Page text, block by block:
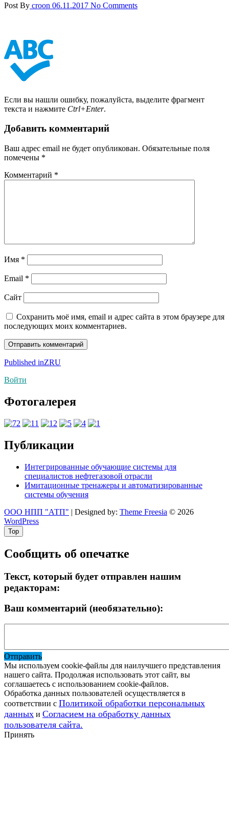
Post By croon 06.11.2017 No Comments
Если вы нашли ошибку, пожалуйста, выделите фрагмент
текста и нажмите Ctrl+Enter.
Добавить комментарий
Ваш адрес email не будет опубликован. Обязательные поля
помечены *
Комментарий *
Имя *
Email *
Сайт
Сохранить моё имя, email и адрес сайта в этом браузере для
последующих моих комментариев.
Навигация
по
Published inZRU
Войти
Фотогалерея
Публикации
Интегрированные обучающие системы для
специалистов нефтегазовой отрасли
Имитационные тренажеры и автоматизированные
системы обучения
ООО НПП "АТП" | Designed by: Theme Freesia © 2026
WordPress
Top
Сообщить об опечатке
Текст, который будет отправлен нашим
редакторам:
Ваш комментарий (необязательно):
Отправить
Мы используем cookie-файлы для наилучшего представления
нашего сайта. Продолжая использовать этот сайт, вы
соглашаетесь с использованием cookie-файлов.
Обработка данных пользователей осуществляется в
соответствии с Политикой обработки персональных
данных и Согласием на обработку данных
пользователя сайта.
Принять